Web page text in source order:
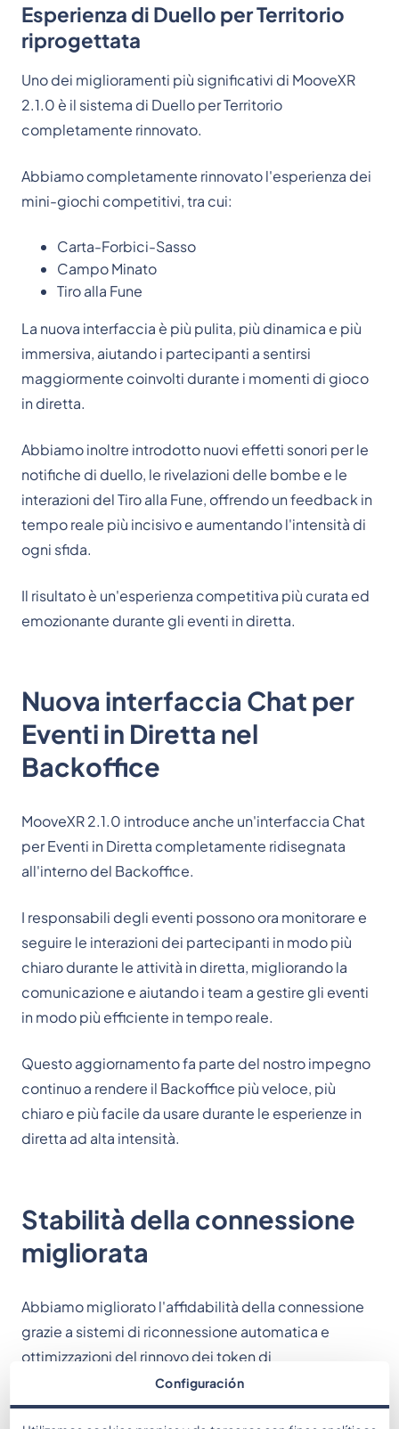
Esperienza di Duello per Territorio
riprogettata
Uno dei miglioramenti più significativi di MooveXR
2.1.0 è il sistema di Duello per Territorio
completamente rinnovato.
Abbiamo completamente rinnovato l'esperienza dei
mini-giochi competitivi, tra cui:
Carta-Forbici-Sasso
Campo Minato
Tiro alla Fune
La nuova interfaccia è più pulita, più dinamica e più
immersiva, aiutando i partecipanti a sentirsi
maggiormente coinvolti durante i momenti di gioco
in diretta.
Abbiamo inoltre introdotto nuovi effetti sonori per le
notifiche di duello, le rivelazioni delle bombe e le
interazioni del Tiro alla Fune, offrendo un feedback in
tempo reale più incisivo e aumentando l'intensità di
ogni sfida.
Il risultato è un'esperienza competitiva più curata ed
emozionante durante gli eventi in diretta.
Nuova interfaccia Chat per
Eventi in Diretta nel
Backoffice
MooveXR 2.1.0 introduce anche un'interfaccia Chat
per Eventi in Diretta completamente ridisegnata
all'interno del Backoffice.
I responsabili degli eventi possono ora monitorare e
seguire le interazioni dei partecipanti in modo più
chiaro durante le attività in diretta, migliorando la
comunicazione e aiutando i team a gestire gli eventi
in modo più efficiente in tempo reale.
Questo aggiornamento fa parte del nostro impegno
continuo a rendere il Backoffice più veloce, più
chiaro e più facile da usare durante le esperienze in
diretta ad alta intensità.
Stabilità della connessione
migliorata
Abbiamo migliorato l'affidabilità della connessione
grazie a sistemi di riconnessione automatica e
ottimizzazioni del rinnovo dei token di
Configuración